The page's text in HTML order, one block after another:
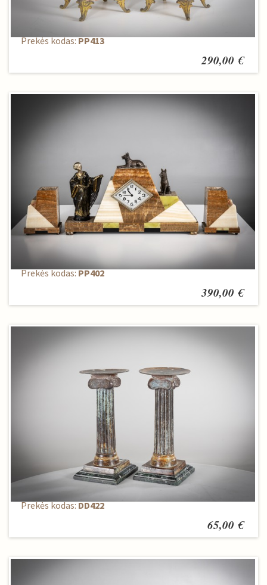
Žvakidžių komplektas (2 vnt.)
Prekės kodas:PP413
290,00 €
Laikrodis + 2 žvakidės
Prekės kodas:PP402
390,00 €
Žvakidžių komplektas (2 vnt.)
Prekės kodas:DD422
65,00 €